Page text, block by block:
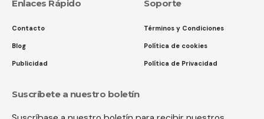
Enlaces Rápido
Contacto
Blog
Publicidad
Soporte
Términos y Condiciones
Política de cookies
Política de Privacidad
Suscríbete a nuestro boletín